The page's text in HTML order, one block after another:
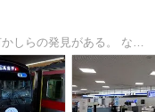
画像・写真下手糞ですみません。毎日何かしらの発見がある。 なぜ出かけるのか？そこに飛行機が飛んでいて線路と郵便局があるからだ。 …